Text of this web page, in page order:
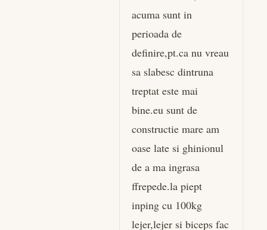
acuma sunt in
perioada de
definire,pt.ca nu vreau
sa slabesc dintruna
treptat este mai
bine.eu sunt de
constructie mare am
oase late si ghinionul
de a ma ingrasa
ffrepede.la piept
inping cu 100kg
lejer,lejer si biceps fac